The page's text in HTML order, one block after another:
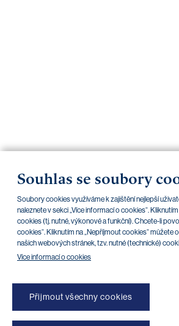
Souhlas se soubory
Soubory cookies využíváme k zajištění nejlepší
naleznete v sekci „Více informací o cookies“.
cookies (tj. nutné, výkonové a funkční). Chcete-li
cookies“. Kliknutím na „Nepříjmout cookies“
našich webových stránek, tzv. nutné (technické)
Více informací o cookies
Přijmout všechny cookies